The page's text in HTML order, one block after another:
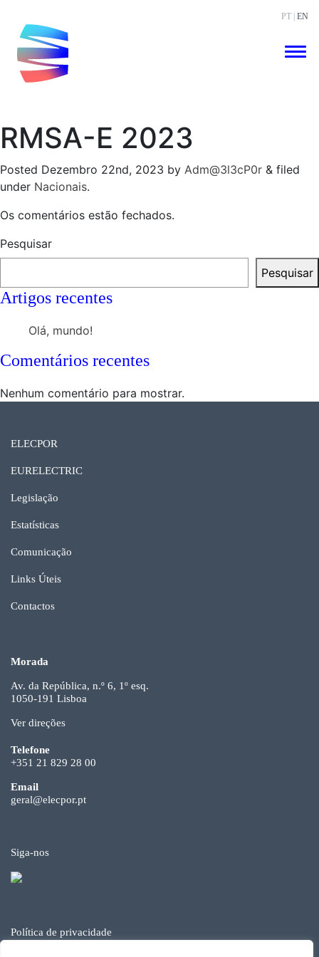
PT | EN
RMSA-E 2023
Posted Dezembro 22nd, 2023 by Adm@3l3cP0r & filed
under Nacionais.
Os comentários estão fechados.
Pesquisar
Pesquisar
Artigos recentes
Olá, mundo!
Comentários recentes
Nenhum comentário para mostrar.
ELECPOR
EURELECTRIC
Legislação
Estatísticas
Comunicação
Links Úteis
Contactos
Morada
Av. da República, n.º 6, 1º esq.
1050-191 Lisboa
Ver direções
Telefone
+351 21 829 28 00
Email
geral@elecpor.pt
Siga-nos
Política de privacidade